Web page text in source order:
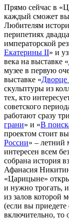
Прямо сейчас в
каждый сможет
Любителям
перипетиях
императорской
Екатерины II» и
века на выставке «
музее в первую
выставке «Дворце
скульптуры из
тех, кто
советского
работают сразу
грани» и «В
проектом стоит
России» – летний
интересен всем
собрана история
Афанасия
«Царицыне»
и нужно трогать,
из залов которой
(если вы приедете
включительно, то